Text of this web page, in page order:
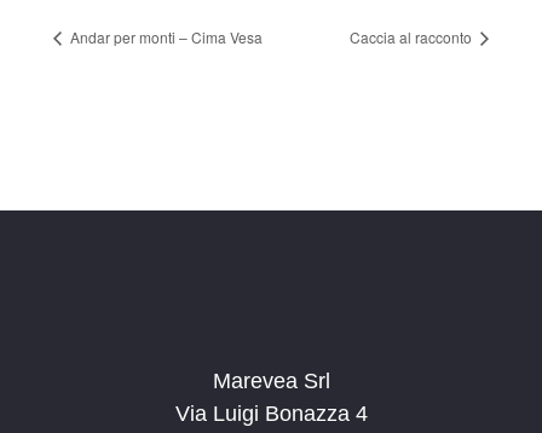
Andar per monti – Cima Vesa Caccia al racconto
Marevea Srl
Via Luigi Bonazza 4